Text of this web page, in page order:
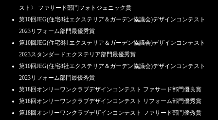
スト〉 ファサード部門フォトジェニック賞
第10回JEG(住宅8社エクステリア＆ガーデン協議会)デザインコンテスト
2023リフォーム部門最優秀賞
第10回JEG(住宅8社エクステリア＆ガーデン協議会)デザインコンテスト
2023スタンダードエクステリア部門最優秀賞
第10回JEG(住宅8社エクステリア＆ガーデン協議会)デザインコンテスト
2023リフォーム部門最優秀賞
第18回オンリーワンクラブデザインコンテスト ファサード部門優良賞
第18回オンリーワンクラブデザインコンテスト リフォーム部門優秀賞
第18回オンリーワンクラブデザインコンテスト ファサード部門優秀賞